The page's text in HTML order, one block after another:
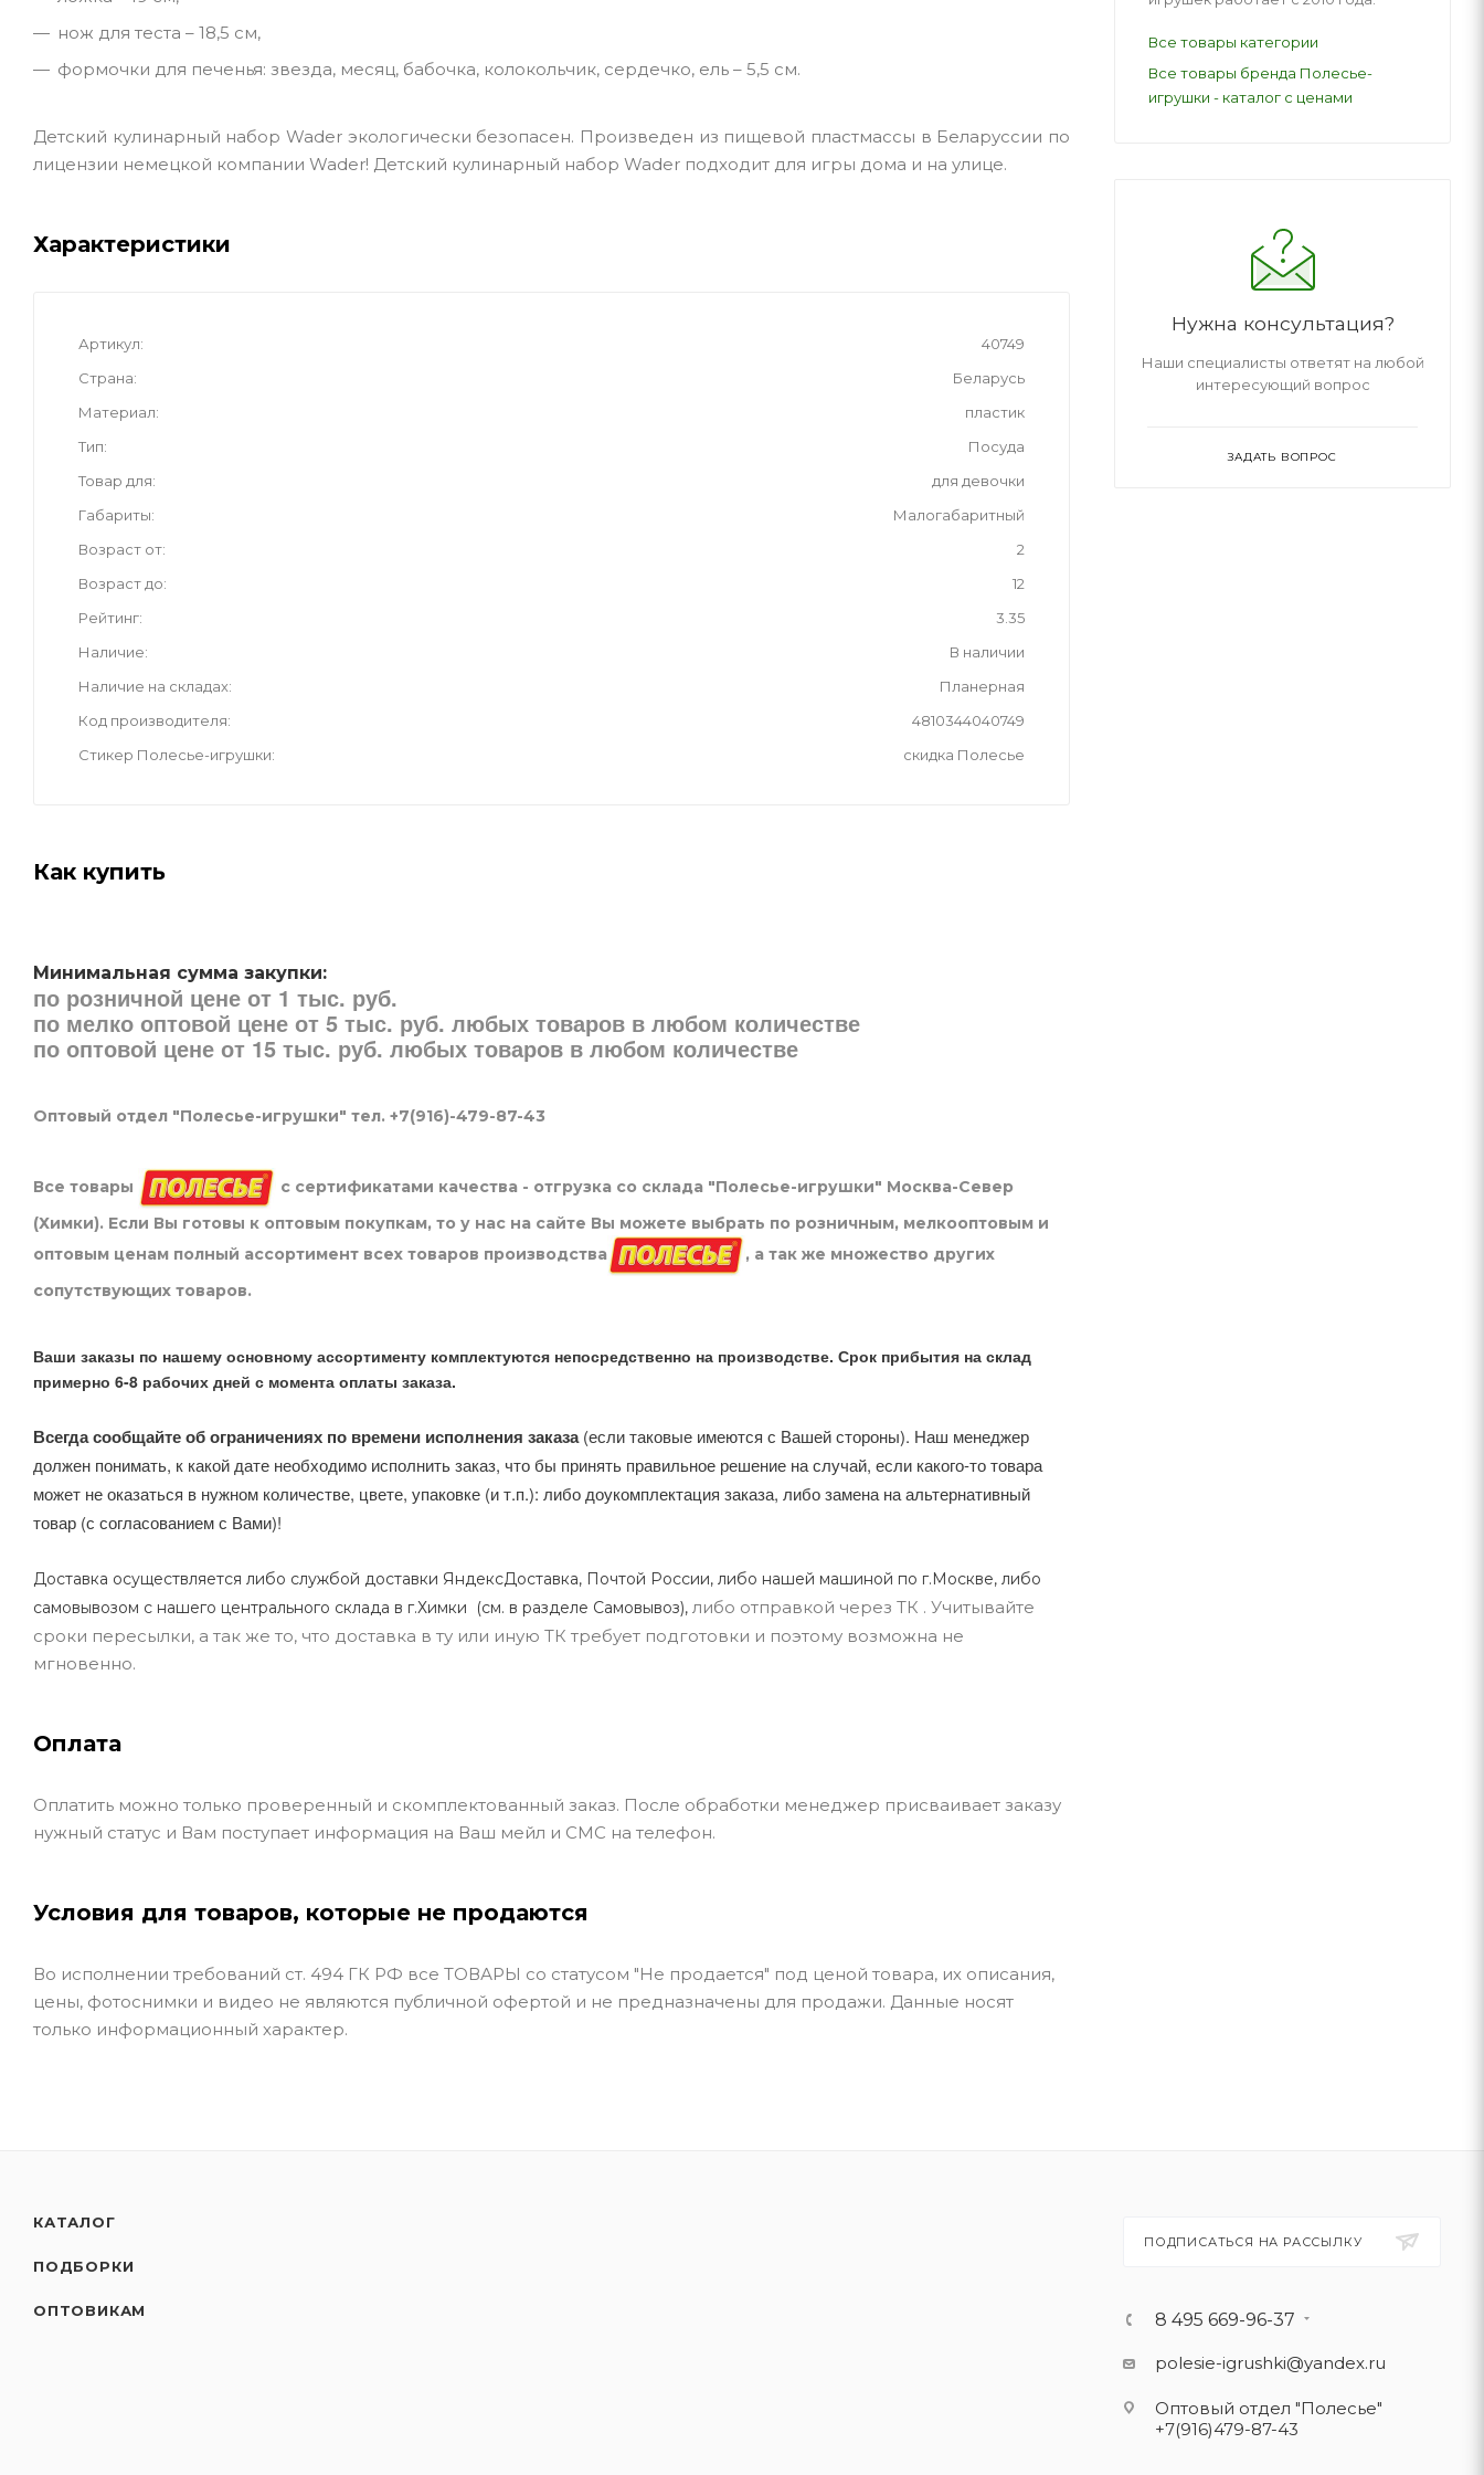
нож для теста – 18,5 см,
формочки для печенья: звезда, месяц, бабочка, колокольчик, сердечко, ель – 5,5 см.
Детский кулинарный набор Wader экологически безопасен. Произведен из пищевой пластмассы в Беларуссии по
лицензии немецкой компании Wader! Детский кулинарный набор Wader подходит для игры дома и на улице.
Характеристики
Артикул
40749
Страна
Беларусь
Материал
пластик
Тип
Посуда
Товар для
для девочки
Габариты
Малогабаритный
Возраст от
2
Возраст до
12
Рейтинг
3.35
Наличие
В наличии
Наличие на складах
Планерная
Код производителя
4810344040749
Стикер Полесье-игрушки
скидка Полесье
Как купить
Минимальная сумма закупки:
по розничной цене от 1 тыс. руб.
по мелко оптовой цене от 5 тыс. руб. любых товаров в любом количестве
по оптовой цене от 15 тыс. руб. любых товаров в любом количестве
Оптовый отдел "Полесье-игрушки" тел. +7(916)-479-87-43
Все товары
с сертификатами качества - отгрузка со склада "Полесье-игрушки" Москва-Север
(Химки). Если Вы готовы к оптовым покупкам, то у нас на сайте Вы можете выбрать по розничным, мелкооптовым и
оптовым ценам полный ассортимент всех товаров производства
, а так же множество других
сопутствующих товаров.
Ваши заказы по нашему основному ассортименту комплектуются непосредственно на производстве. Срок прибытия на склад
примерно 6-8 рабочих дней с момента оплаты заказа.
Всегда сообщайте об ограничениях по времени исполнения заказа(если таковые имеются с Вашей стороны). Наш менеджер
должен понимать, к какой дате необходимо исполнить заказ, что бы принять правильное решение на случай, если какого-то товара
может не оказаться в нужном количестве, цвете, упаковке (и т.п.): либо доукомплектация заказа, либо замена на альтернативный
товар (с согласованием с Вами)!
Доставка осуществляется либо службой доставки ЯндексДоставка, Почтой России, либо нашей машиной по г.Москве, либо
самовывозом с нашего центрального склада в г.Химки (см. в разделе Самовывоз), либо отправкой через ТК . Учитывайте
сроки пересылки, а так же то, что доставка в ту или иную ТК требует подготовки и поэтому возможна не
мгновенно.
Оплата
Оплатить можно только проверенный и скомплектованный заказ. После обработки менеджер присваивает заказу
нужный статус и Вам поступает информация на Ваш мейл и СМС на телефон.
Условия для товаров, которые не продаются
Во исполнении требований ст. 494 ГК РФ все ТОВАРЫ со статусом "Не продается" под ценой товара, их описания,
цены, фотоснимки и видео не являются публичной офертой и не предназначены для продажи. Данные носят
только информационный характер.
Все товары категории
Все товары бренда Полесье-
игрушки - каталог с ценами
Нужна консультация?
Наши специалисты ответят на любой
интересующий вопрос
ЗАДАТЬ ВОПРОС
КАТАЛОГ
ПОДБОРКИ
ОПТОВИКАМ
ПОДПИСАТЬСЯ НА РАССЫЛКУ
8 495 669-96-37
polesie-igrushki@yandex.ru
Оптовый отдел "Полесье"
+7(916)479-87-43